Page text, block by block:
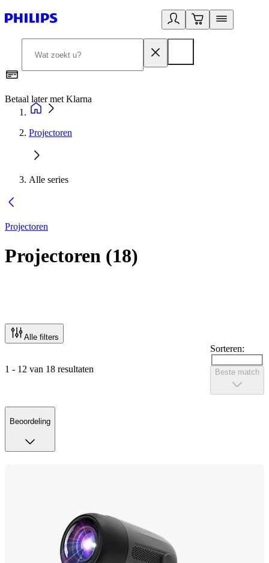
Betaal later met Klarna
Projectoren
Alle series
Projectoren
Projectoren (18)
Alle filters
1 - 12 van 18 resultaten
Sorteren:
Beste match
Beoordeling